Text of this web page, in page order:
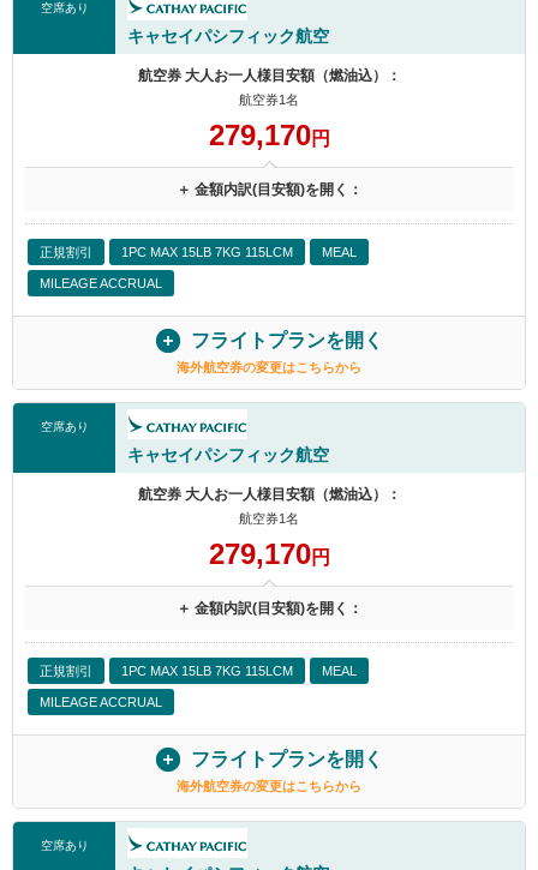
空席あり
キャセイパシフィック航空
航空券 大人お一人様目安額（燃油込）：
航空券1名
279,170円
＋ 金額内訳(目安額)を開く：
正規割引 1PC MAX 15LB 7KG 115LCM MEAL
MILEAGE ACCRUAL
フライトプランを開く
海外航空券の変更はこちらから
空席あり
キャセイパシフィック航空
航空券 大人お一人様目安額（燃油込）：
航空券1名
279,170円
＋ 金額内訳(目安額)を開く：
正規割引 1PC MAX 15LB 7KG 115LCM MEAL
MILEAGE ACCRUAL
フライトプランを開く
海外航空券の変更はこちらから
空席あり